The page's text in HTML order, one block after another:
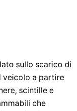
sullo scarico di
veicolo a partire
scintille e
che